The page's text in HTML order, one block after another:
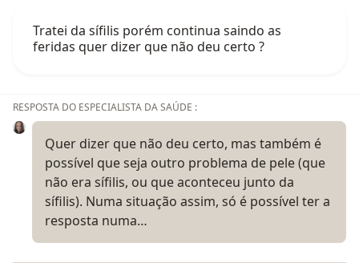
Tratei da sífilis porém continua saindo as
feridas quer dizer que não deu certo ?
RESPOSTA DO ESPECIALISTA DA SAÚDE :
Quer dizer que não deu certo, mas também é
possível que seja outro problema de pele (que
não era sífilis, ou que aconteceu junto da
sífilis). Numa situação assim, só é possível ter a
resposta numa…